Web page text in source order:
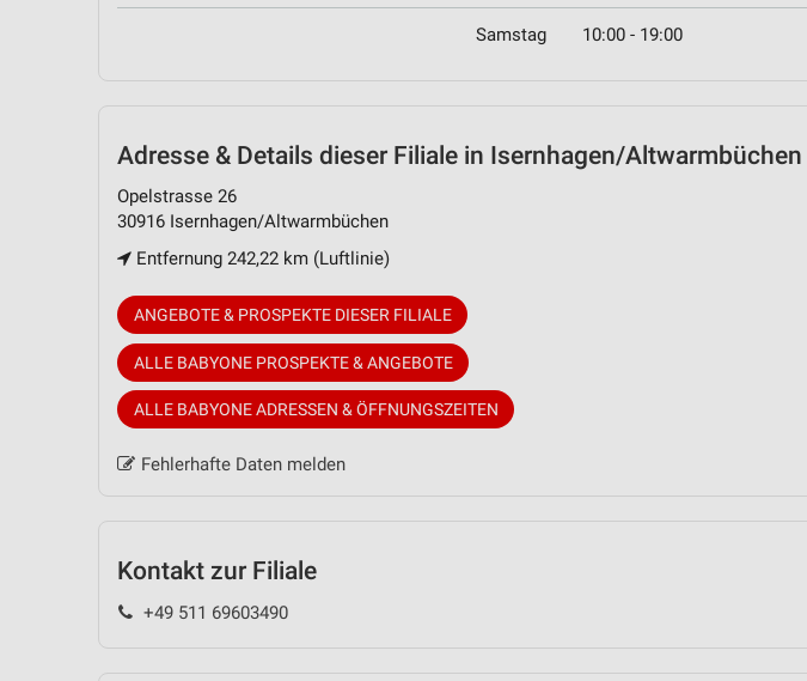
Samstag 10:00 - 19:00
Adresse & Details dieser Filiale in Isernhagen/Altwarmbüchen
Opelstrasse 26
30916 Isernhagen/Altwarmbüchen
Entfernung 242,22 km (Luftlinie)
ANGEBOTE & PROSPEKTE DIESER FILIALE
ALLE BABYONE PROSPEKTE & ANGEBOTE
ALLE BABYONE ADRESSEN & ÖFFNUNGSZEITEN
Fehlerhafte Daten melden
Kontakt zur Filiale
+49 511 69603490